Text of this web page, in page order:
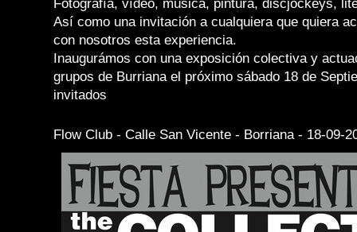
Fotografía, vídeo, música, pintura, discjockeys,
Así como una invitación a cualquiera que quiera
con nosotros esta experiencia.
Inaugurámos con una exposición colectiva y
grupos de Burriana el próximo sábado 18 de
invitados
Flow Club - Calle San Vicente - Borriana - 18-09-